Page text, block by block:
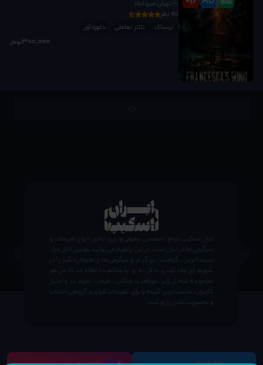
تهران،میرداماد
40 نظر
ترسناک
تئاتر تعاملی دلهره آور
300٬000تومان
ایران اسکیپ مرجع تخصصی معرفی و رزرو آنلاین انواع تفریحات و
سرگرمی‌ها در ایران است. در این پلتفرم می‌توانید بهترین اتاق فرار،
سینما ترس، گیم‌نت، بردگیم و سرگرمی‌های هیجان‌انگیز را در
شهرهای مختلف پیدا کرده و با مشاهده اطلاعات کامل هر
مجموعه شامل ژانر، موقعیت مکانی، قیمت، ظرفیت و امتیاز
کاربران، مناسب‌ترین گزینه را برای تفریحات فردی و گروهی انتخاب
و به‌صورت آنلاین رزرو کنید.
تخفیف یادت نره! فالو یادت نره!